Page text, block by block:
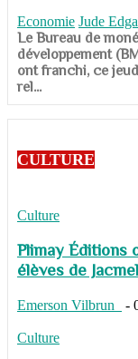
Economie Jude
​​​​​​​Le Bureau de
développement
ont franchi, ce
rel...
CULTURE
Culture
Plimay Éditions
élèves de Jacmel
Emerson Vilbrun -
Culture